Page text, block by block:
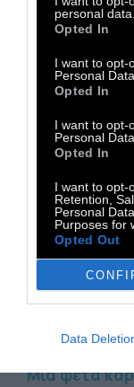
personal data.
Opted In
I want to opt-
Personal Data.
Opted In
I want to opt-
Personal
Opted In
I want to opt-
Retention,
Personal
Purposes for
Opted Out
Data
Διαβάστε
Μια φέτα